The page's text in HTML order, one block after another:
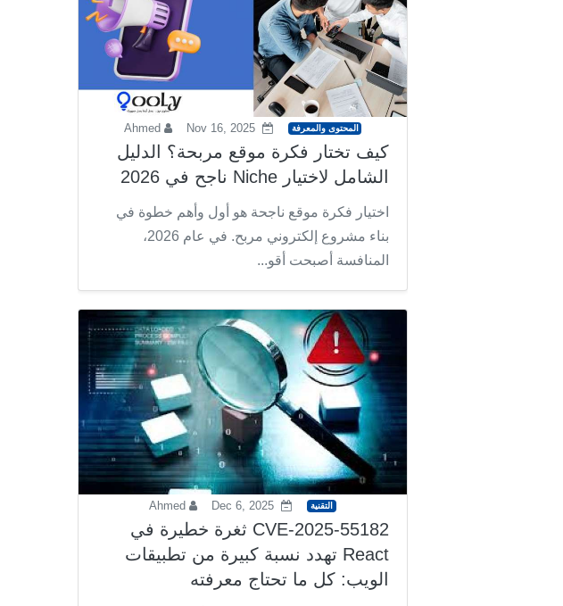
المحتوى والمعرفة Nov 16, 2025
Ahmed
كيف تختار فكرة موقع مربحة؟ الدليل
الشامل لاختيار Niche ناجح في 2026
اختيار فكرة موقع ناجحة هو أول وأهم خطوة في
بناء مشروع إلكتروني مربح. في عام 2026،
المنافسة أصبحت أقو...
التقنية Dec 6, 2025
Ahmed
CVE-2025-55182 ثغرة خطيرة في
React تهدد نسبة كبيرة من تطبيقات
الويب: كل ما تحتاج معرفته